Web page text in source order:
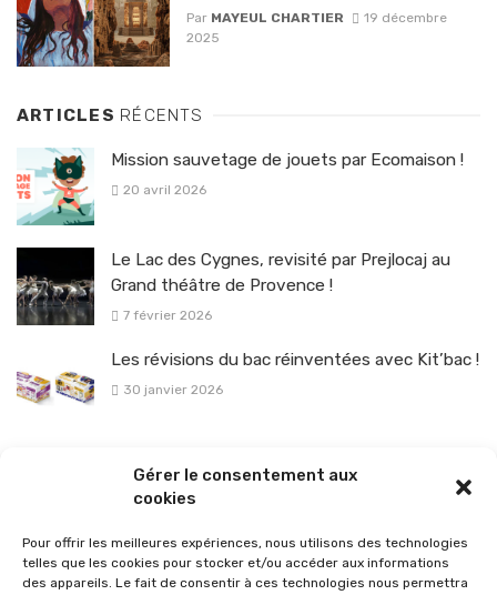
Gérer le consentement aux
cookies
Pour offrir les meilleures expériences, nous utilisons des technologies
telles que les cookies pour stocker et/ou accéder aux informations
des appareils. Le fait de consentir à ces technologies nous permettra
Par MAYEUL CHARTIER
19 décembre
2025
ARTICLES RÉCENTS
Mission sauvetage de jouets par Ecomaison !
20 avril 2026
Le Lac des Cygnes, revisité par Prejlocaj au
Grand théâtre de Provence !
7 février 2026
Les révisions du bac réinventées avec Kit’bac !
30 janvier 2026